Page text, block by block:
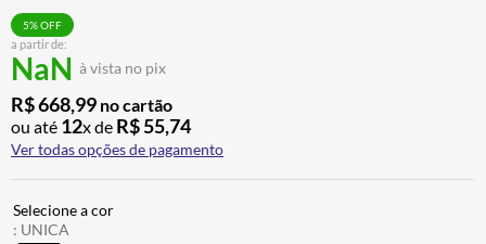
a partir de:
NaN à vista no pix
5% OFF
R$668,99 no cartão
ou até 12x de R$55,74
Ver todas opções de pagamento
: UNICA
7º
8 º CALÇA
9º AIROH
10º BOTAS